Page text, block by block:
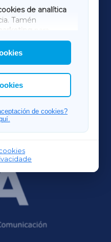
de analítica
Tamén
a elección das
de cookies?